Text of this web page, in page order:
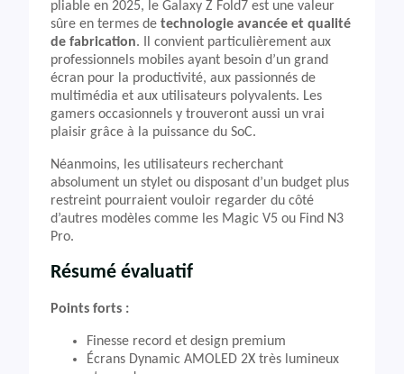
pliable en 2025, le Galaxy Z Fold7 est une valeur
sûre en termes de technologie avancée et qualité
de fabrication. Il convient particulièrement aux
professionnels mobiles ayant besoin d’un grand
écran pour la productivité, aux passionnés de
multimédia et aux utilisateurs polyvalents. Les
gamers occasionnels y trouveront aussi un vrai
plaisir grâce à la puissance du SoC.
Néanmoins, les utilisateurs recherchant
absolument un stylet ou disposant d’un budget plus
restreint pourraient vouloir regarder du côté
d’autres modèles comme les Magic V5 ou Find N3
Pro.
Résumé évaluatif
Points forts :
Finesse record et design premium
Écrans Dynamic AMOLED 2X très lumineux